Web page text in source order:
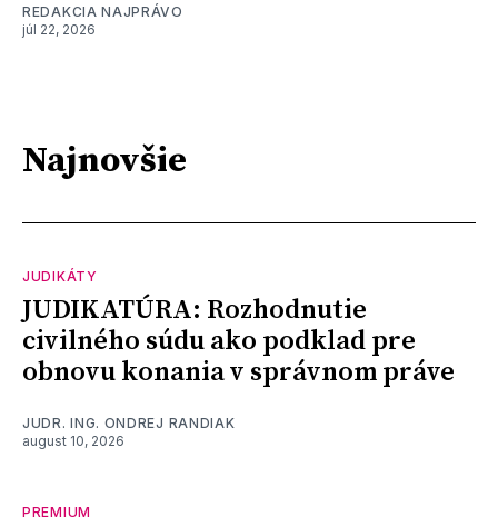
REDAKCIA NAJPRÁVO
júl 22, 2026
Najnovšie
JUDIKÁTY
JUDIKATÚRA: Rozhodnutie
civilného súdu ako podklad pre
obnovu konania v správnom práve
JUDR. ING. ONDREJ RANDIAK
august 10, 2026
PREMIUM